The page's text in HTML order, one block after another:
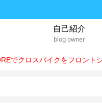
自己紹介
blog owner
でクロスバイクをフロント